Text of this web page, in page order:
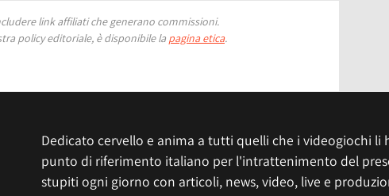
link affiliati che generano commissioni.
policy editoriale, è disponibile la pagina etica.
Dedicato cervello e anima a tutti quelli che i videogiochi li
punto di riferimento italiano per l'intrattenimento del
stupiti ogni giorno con articoli, news, video, live e